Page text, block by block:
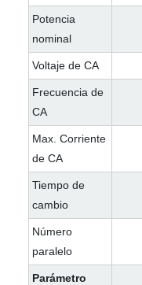
Potencia
nominal
Voltaje de CA
Frecuencia de
CA
Max. Corriente
de CA
Tiempo de
cambio
Número
paralelo
Parámetro